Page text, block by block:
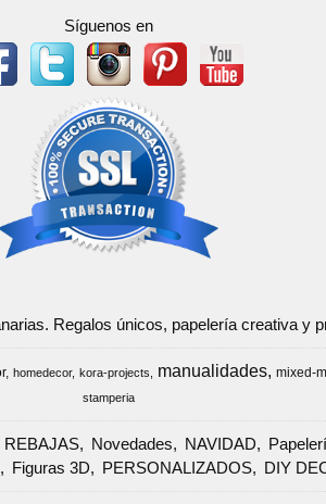
Síguenos en
Regalos únicos, papelería creativa y
homedecor kora-projects manualidades mixed-
stamperia
REBAJAS Novedades NAVIDAD
Figuras 3D PERSONALIZADOS DIY